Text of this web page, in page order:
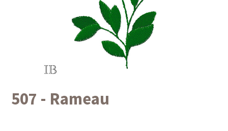
507 - Rameau